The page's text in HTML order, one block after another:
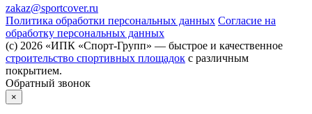
zakaz@sportcover.ru
Политика обработки персональных данных Согласие на
обработку персональных данных
(c) 2026 «ИПК «Спорт-Групп» — быстрое и качественное
строительство спортивных площадок с различным
покрытием.
Обратный звонок
×